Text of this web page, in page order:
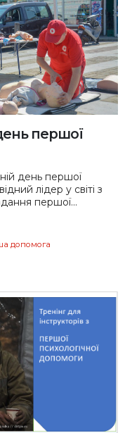
першої
день першої
лідер у світі з
першої...
допомога